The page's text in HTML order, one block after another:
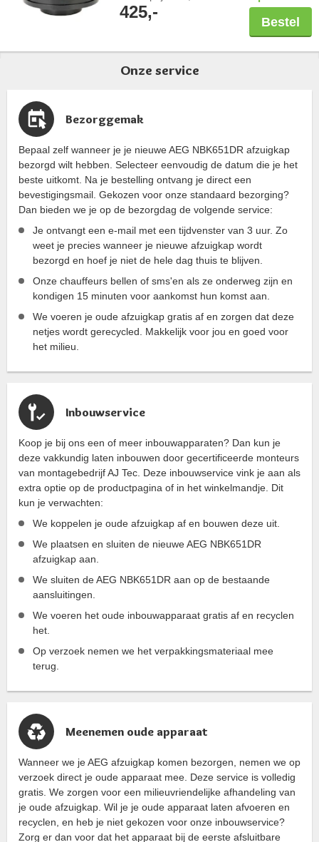
pollen en bacteriën. Controleer altijd de
maatvoering van uw schacht in combinatie
met een PlasmaMade filter. Let hierbij op
de breedte en diepte, maar ook een
benodigde hoogte van 20cm. Capaciteit
600 m3/u.
425,-
Bestel
Onze service
Bezorggemak
Bepaal zelf wanneer je je nieuwe AEG NBK651DR afzuigkap
bezorgd wilt hebben. Selecteer eenvoudig de datum die je het
beste uitkomt. Na je bestelling ontvang je direct een
bevestigingsmail. Gekozen voor onze standaard bezorging?
Dan bieden we je op de bezorgdag de volgende service:
Je ontvangt een e-mail met een tijdvenster van 3 uur. Zo
weet je precies wanneer je nieuwe afzuigkap wordt
bezorgd en hoef je niet de hele dag thuis te blijven.
Onze chauffeurs bellen of sms'en als ze onderweg zijn en
kondigen 15 minuten voor aankomst hun komst aan.
We voeren je oude afzuigkap gratis af en zorgen dat deze
netjes wordt gerecycled. Makkelijk voor jou en goed voor
het milieu.
Inbouwservice
Koop je bij ons een of meer inbouwapparaten? Dan kun je
deze vakkundig laten inbouwen door gecertificeerde monteurs
van montagebedrijf AJ Tec. Deze inbouwservice vink je aan als
extra optie op de productpagina of in het winkelmandje. Dit
kun je verwachten:
We koppelen je oude afzuigkap af en bouwen deze uit.
We plaatsen en sluiten de nieuwe AEG NBK651DR
afzuigkap aan.
We sluiten de AEG NBK651DR aan op de bestaande
aansluitingen.
We voeren het oude inbouwapparaat gratis af en recyclen
het.
Op verzoek nemen we het verpakkingsmateriaal mee
terug.
Meenemen oude apparaat
Wanneer we je AEG afzuigkap komen bezorgen, nemen we op
verzoek direct je oude apparaat mee. Deze service is volledig
gratis. We zorgen voor een milieuvriendelijke afhandeling van
je oude afzuigkap. Wil je je oude apparaat laten afvoeren en
recyclen, en heb je niet gekozen voor onze inbouwservice?
Zorg er dan voor dat het apparaat bij de eerste afsluitbare